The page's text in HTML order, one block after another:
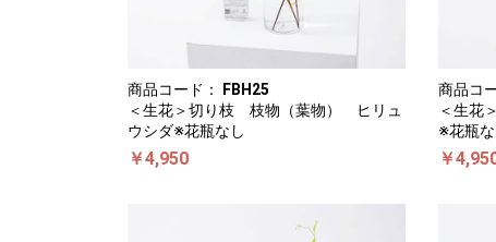
商品コード：
FBH25
＜生花＞切り枝 枝物（葉物） ヒリュ
ウシダ※花瓶なし
￥4,950
商品コ
＜生花
※花瓶な
￥